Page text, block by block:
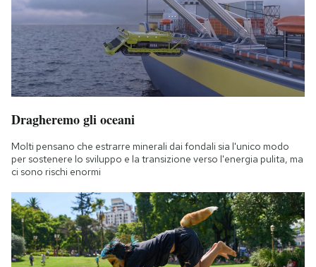
Dragheremo gli oceani
Molti pensano che estrarre minerali dai fondali sia l'unico modo
per sostenere lo sviluppo e la transizione verso l'energia pulita, ma
ci sono rischi enormi